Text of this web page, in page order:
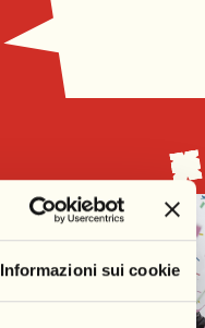
Informazioni sui cookie